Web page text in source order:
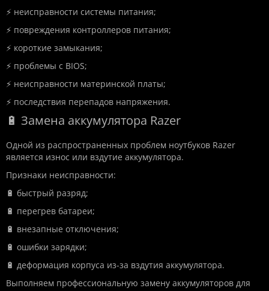
⚡ неисправности системы питания;
⚡ повреждения контроллеров питания;
⚡ короткие замыкания;
⚡ проблемы с BIOS;
⚡ неисправности материнской платы;
⚡ последствия перепадов напряжения.
🔋 Замена аккумулятора Razer
Одной из распространенных проблем ноутбуков Razer
является износ или вздутие аккумулятора.
Признаки неисправности:
🔋 быстрый разряд;
🔋 перегрев батареи;
🔋 внезапные отключения;
🔋 ошибки зарядки;
🔋 деформация корпуса из-за вздутия аккумулятора.
Выполняем профессиональную замену аккумуляторов для